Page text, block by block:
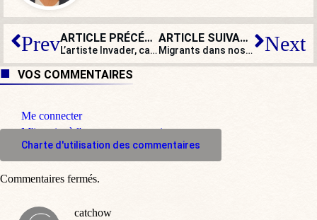
Prev ARTICLE PRÉCÉDENT
L’artiste Invader, carreleur officiel de la mairie de Paris
ARTICLE SUIVANT
Migrants dans nos villages : on ne parle pas assez des « success-story » ! Next
VOS COMMENTAIRES
Me connecter
M'inscrire à l'espace commentaire
Charte d'utilisation des commentaires
catchow
Commentaires fermés.